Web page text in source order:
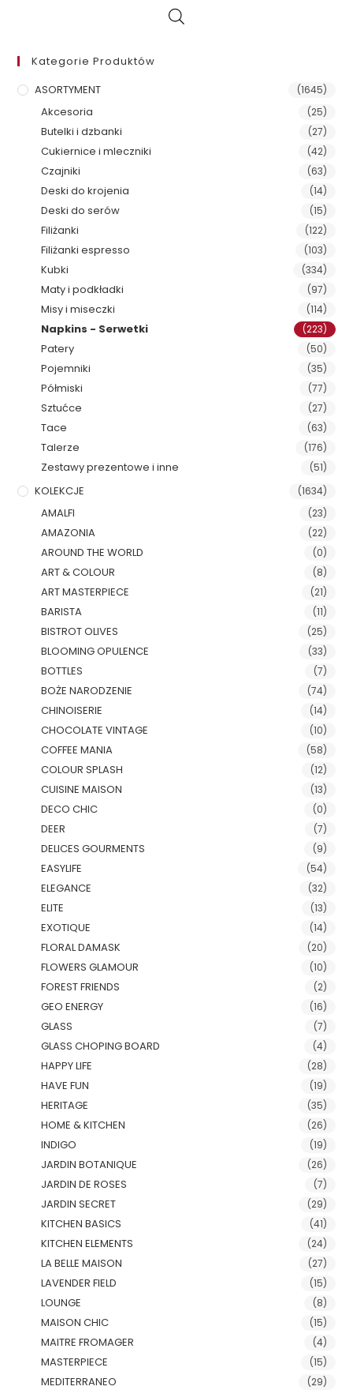
Kategorie Produktów
ASORTYMENT
(1645)
Akcesoria (25)
Butelki i dzbanki (27)
Cukiernice i mleczniki (42)
Czajniki (63)
Deski do krojenia (14)
Deski do serów (15)
Filiżanki (122)
Filiżanki espresso (103)
Kubki (334)
Maty i podkładki (97)
Misy i miseczki (114)
Napkins - Serwetki (223)
Patery (50)
Pojemniki (35)
Półmiski (77)
Sztućce (27)
Tace (63)
Talerze (176)
Zestawy prezentowe i inne (51)
KOLEKCJE (1634)
AMALFI (23)
AMAZONIA (22)
AROUND THE WORLD (0)
ART & COLOUR (8)
ART MASTERPIECE (21)
BARISTA (11)
BISTROT OLIVES (25)
BLOOMING OPULENCE (33)
BOTTLES (7)
BOŻE NARODZENIE (74)
CHINOISERIE (14)
CHOCOLATE VINTAGE (10)
COFFEE MANIA (58)
COLOUR SPLASH (12)
CUISINE MAISON (13)
DECO CHIC (0)
DEER (7)
DELICES GOURMENTS (9)
EASYLIFE (54)
ELEGANCE (32)
ELITE (13)
EXOTIQUE (14)
FLORAL DAMASK (20)
FLOWERS GLAMOUR (10)
FOREST FRIENDS (2)
GEO ENERGY (16)
GLASS (7)
GLASS CHOPING BOARD (4)
HAPPY LIFE (28)
HAVE FUN (19)
HERITAGE (35)
HOME & KITCHEN (26)
INDIGO (19)
JARDIN BOTANIQUE (26)
JARDIN DE ROSES (7)
JARDIN SECRET (29)
KITCHEN BASICS (41)
KITCHEN ELEMENTS (24)
LA BELLE MAISON (27)
LAVENDER FIELD (15)
LOUNGE (8)
MAISON CHIC (15)
MAITRE FROMAGER (4)
MASTERPIECE (15)
MEDITERRANEO (29)